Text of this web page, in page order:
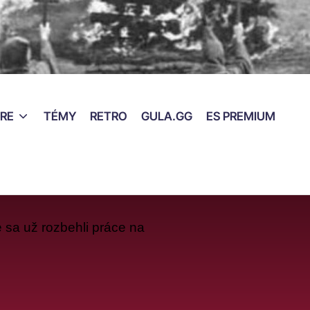
TÉMY RETRO GULA.GG ES PREMIUM
sa už rozbehli práce na